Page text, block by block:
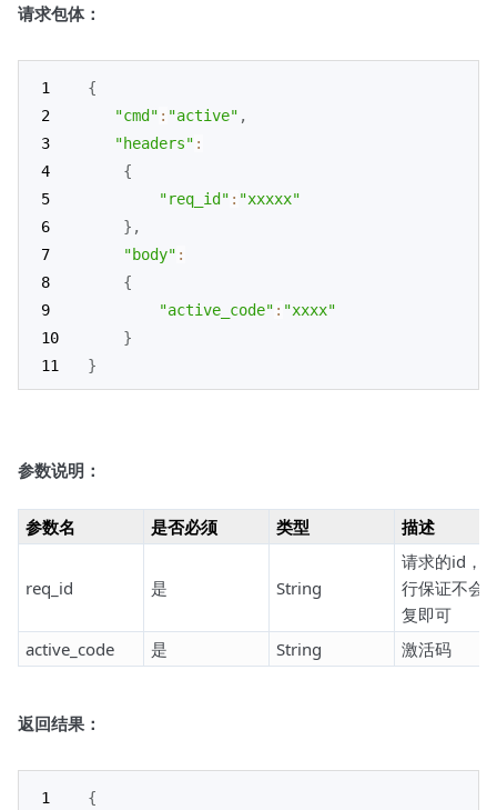
请求包体：
{
"cmd" : "active" ,
"headers" :
{
"req_id" : "xxxxx"
} ,
"body" :
{
"active_code" : "xxxx"
}
}
参数说明：
参数名 是否必须 类型 描述
req_id 是 String
请求的id，
行保证不会
复即可
active_code
是 String 激活码
返回结果：
{